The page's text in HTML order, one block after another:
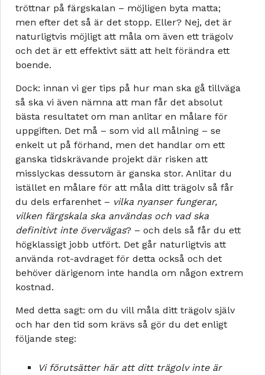
tröttnar på färgskalan – möjligen byta matta;
men efter det så är det stopp. Eller? Nej, det är
naturligtvis möjligt att måla om även ett trägolv
och det är ett effektivt sätt att helt förändra ett
boende.
Dock: innan vi ger tips på hur man ska gå tillväga
så ska vi även nämna att man får det absolut
bästa resultatet om man anlitar en målare för
uppgiften. Det må – som vid all målning – se
enkelt ut på förhand, men det handlar om ett
ganska tidskrävande projekt där risken att
misslyckas dessutom är ganska stor. Anlitar du
istället en målare för att måla ditt trägolv så får
du dels erfarenhet – vilka nyanser fungerar,
vilken färgskala ska användas och vad ska
definitivt inte övervägas? – och dels så får du ett
högklassigt jobb utfört. Det går naturligtvis att
använda rot-avdraget för detta också och det
behöver därigenom inte handla om någon extrem
kostnad.
Med detta sagt: om du vill måla ditt trägolv själv
och har den tid som krävs så gör du det enligt
följande steg:
Vi förutsätter här att ditt trägolv inte är